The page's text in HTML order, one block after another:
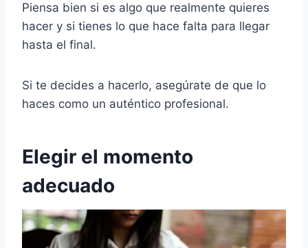
Piensa bien si es algo que realmente quieres
hacer y si tienes lo que hace falta para llegar
hasta el final.
Si te decides a hacerlo, asegúrate de que lo
haces como un auténtico profesional.
Elegir el momento
adecuado